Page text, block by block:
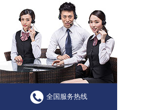
全国服务热线